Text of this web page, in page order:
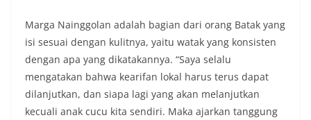
Marga Nainggolan adalah bagian dari orang Batak yang
isi sesuai dengan kulitnya, yaitu watak yang konsisten
dengan apa yang dikatakannya. “Saya selalu
mengatakan bahwa kearifan lokal harus terus dapat
dilanjutkan, dan siapa lagi yang akan melanjutkan
kecuali anak cucu kita sendiri. Maka ajarkan tanggung